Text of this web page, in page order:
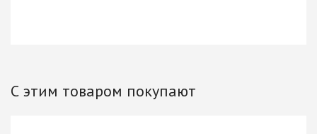
С этим товаром покупают